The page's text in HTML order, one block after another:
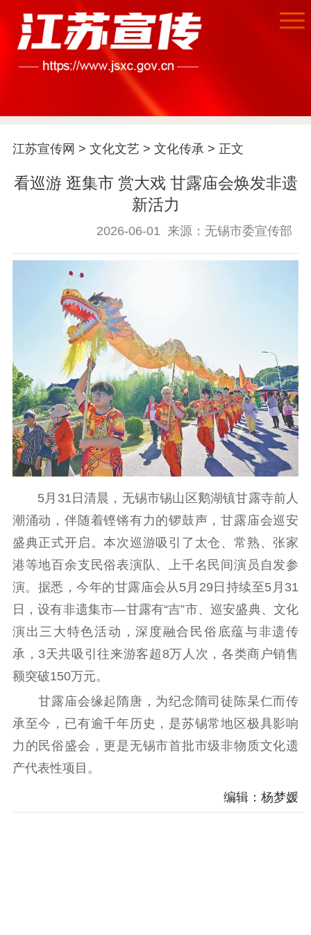
首页
江苏要闻
公示公告
通知公告 信息公开制度
信息公开指南
信息公开年度报
告
政策法规
理论学习 宣传宣讲
哲学社科
社科强省 工作通知
成果集萃
江苏文脉
资料下载
新闻宣传
主题宣传 对外宣传
新闻发布
记者之家
品牌栏目
文化文艺
精品生产 文化惠民
文化传承
文化交流
体制改革
文化产业
紫金文化艺术节
品牌活动 紫艺舞台
精神文明
文明创建
先进典型
社会宣传
思想政治教育
江苏宣传网 > 文化文艺> 文化传承 > 正文
看巡游 逛集市 赏大戏 甘露庙会焕发非遗
新活力
2026-06-01 来源：无锡市委宣传部
5月31日清晨，无锡市锡山区鹅湖镇甘露寺前人
潮涌动，伴随着铿锵有力的锣鼓声，甘露庙会巡安
盛典正式开启。本次巡游吸引了太仓、常熟、张家
港等地百余支民俗表演队、上千名民间演员自发参
演。据悉，今年的甘露庙会从5月29日持续至5月31
日，设有非遗集市—甘露有“吉”市、巡安盛典、文化
演出三大特色活动，深度融合民俗底蕴与非遗传
承，3天共吸引往来游客超8万人次，各类商户销售
额突破150万元。
甘露庙会缘起隋唐，为纪念隋司徒陈杲仁而传
承至今，已有逾千年历史，是苏锡常地区极具影响
力的民俗盛会，更是无锡市首批市级非物质文化遗
产代表性项目。
编辑：杨梦媛